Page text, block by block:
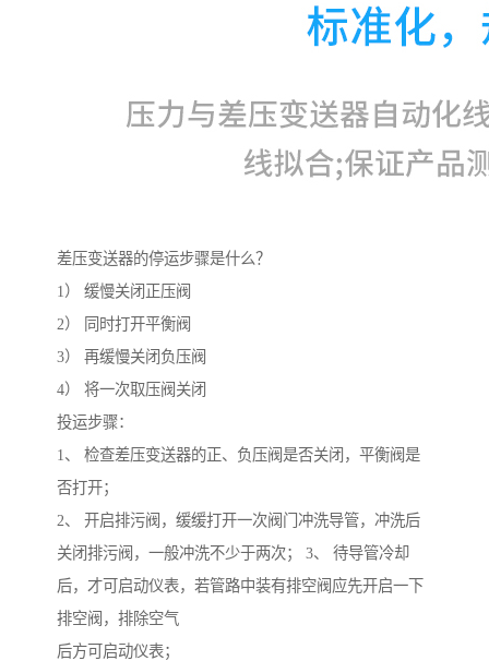
差压变送器的停运步骤是什么？
1） 缓慢关闭正压阀
2） 同时打开平衡阀
3） 再缓慢关闭负压阀
4） 将一次取压阀关闭
投运步骤：
1、 检查差压变送器的正、负压阀是否关闭，平衡阀是
否打开；
2、 开启排污阀，缓缓打开一次阀门冲洗导管，冲洗后
关闭排污阀，一般冲洗不少于两次； 3、 待导管冷却
后，才可启动仪表，若管路中装有排空阀应先开启一下
排空阀，排除空气
后方可启动仪表；